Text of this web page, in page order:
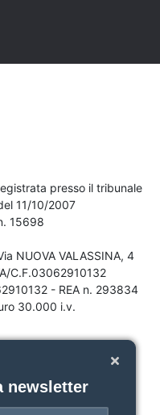
presso il tribunale
11/10/2007
15698
NUOVA VALASSINA, 4
C.F.03062910132
- REA n. 293834
30.000 i.v.
newsletter